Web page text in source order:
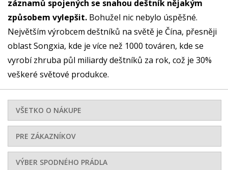
záznamů spojených se snahou deštník nějakým
způsobem vylepšit. Bohužel nic nebylo úspěšné.
Největším výrobcem deštníků na světě je Čína, přesněji
oblast Songxia, kde je více než 1000 továren, kde se
vyrobí zhruba půl miliardy deštníků za rok, což je 30%
veškeré světové produkce.
VŠETKO O NÁKUPE
PRE ZÁKAZNÍKOV
VÝBER SPODNÉHO PRÁDLA